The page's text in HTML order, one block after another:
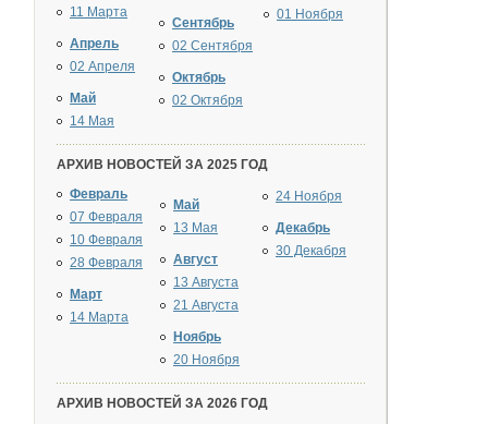
11 Марта
Апрель
02 Апреля
Май
14 Мая
Сентябрь
02 Сентября
Октябрь
02 Октября
01 Ноября
АРХИВ НОВОСТЕЙ ЗА 2025 ГОД
Февраль
07 Февраля
10 Февраля
28 Февраля
Март
14 Марта
Май
13 Мая
Август
13 Августа
21 Августа
Ноябрь
20 Ноября
24 Ноября
Декабрь
30 Декабря
АРХИВ НОВОСТЕЙ ЗА 2026 ГОД